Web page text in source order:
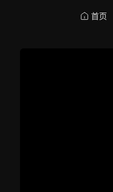
首页